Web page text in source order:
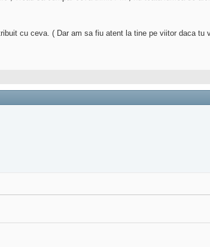
cu ceva. ( Dar am sa fiu atent la tine pe viitor daca tu